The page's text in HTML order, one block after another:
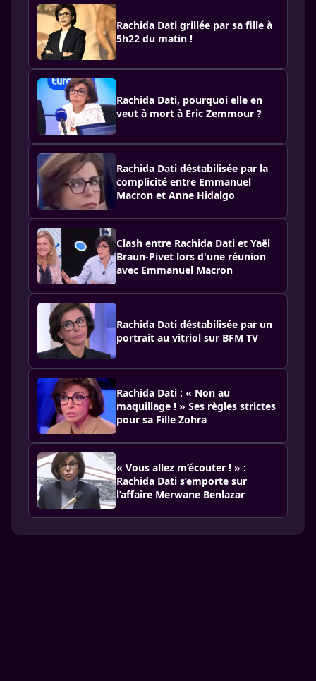
Rachida Dati grillée par sa fille à
5h22 du matin !
Rachida Dati, pourquoi elle en
veut à mort à Eric Zemmour ?
Rachida Dati déstabilisée par la
complicité entre Emmanuel
Macron et Anne Hidalgo
Clash entre Rachida Dati et Yaël
Braun-Pivet lors d'une réunion
avec Emmanuel Macron
Rachida Dati déstabilisée par un
portrait au vitriol sur BFM TV
Rachida Dati : « Non au
maquillage ! » Ses règles strictes
pour sa Fille Zohra
« Vous allez m’écouter ! » :
Rachida Dati s’emporte sur
l’affaire Merwane Benlazar